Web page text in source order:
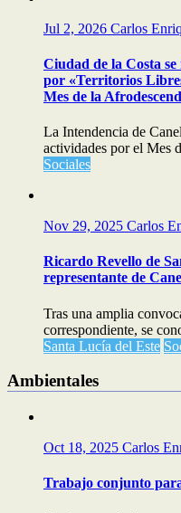
Jul 2, 2026 Carlos
Ciudad de la Costa
por «Territorios
Mes de la
La Intendencia de
actividades por el Mes
Sociales
Nov 29, 2025 Carlos
Ricardo Revello de
representante de
Tras una amplia
correspondiente, se
Santa Lucía del Este
Ambientales
Oct 18, 2025 Carlos
Trabajo conjunto